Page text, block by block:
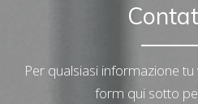
Per qualsiasi informazione tu
form qui sotto